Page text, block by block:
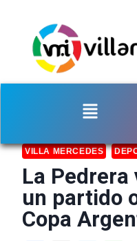
VILLA MERCEDES
La
un partido
Copa